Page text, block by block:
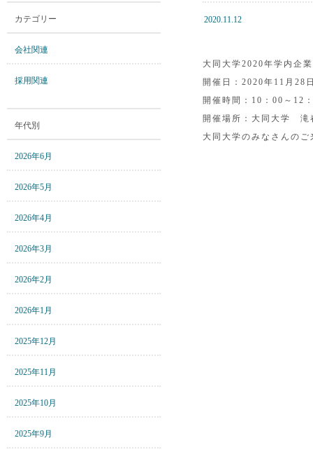
カテゴリー
会社関連
採用関連
年代別
2026年6月
2026年5月
2026年4月
2026年3月
2026年2月
2026年1月
2025年12月
2025年11月
2025年10月
2025年9月
2020.11.12
大同大学2020年学内企
開催日：2020年11月28
開催時間：10：00～12
開催場所：大同大学
大同大学のみなさんの